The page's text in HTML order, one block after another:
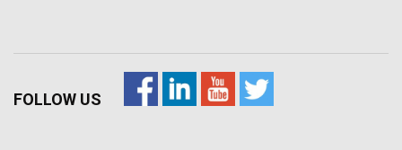
FOLLOW US